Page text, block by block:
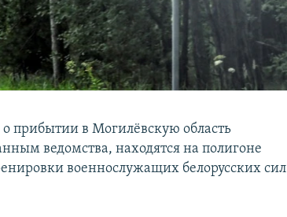
прибытии в Могилёвскую область
ведомства, находятся на полигоне
военнослужащих белорусских сил